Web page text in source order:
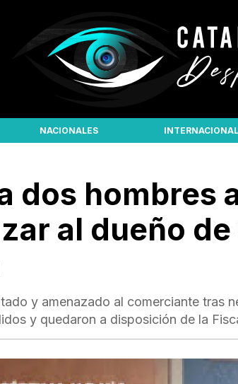
NACIONALES
dos hombres
al dueño de
y amenazado al comerciante tras
y quedaron a disposición de la